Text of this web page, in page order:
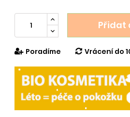
Přidat
Poradíme Vrácení do